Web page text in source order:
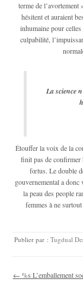
terme de
hésitent et auraient
inhumaine pour
culpabilité,
La science
Étouffer la voix de la
finit pas de confirmer
fœtus. Le double
gouvernemental a donc
la peau des people
femmes à ne
Publier par : Tugdual
Navigation des articles
← %s L’emballement